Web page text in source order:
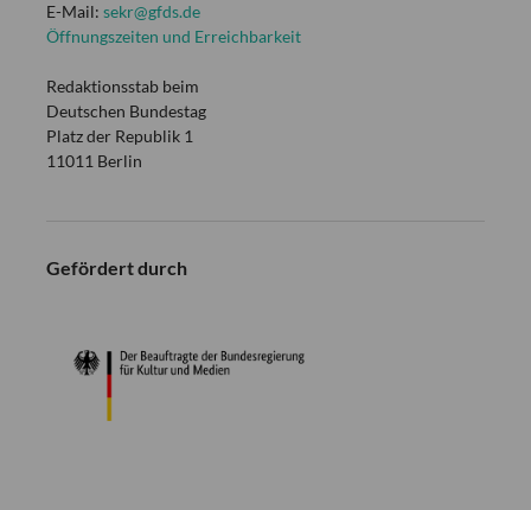
E-Mail: sekr@gfds.de
Öffnungszeiten und Erreichbarkeit
Redaktionsstab beim
Deutschen Bundestag
Platz der Republik 1
11011 Berlin
Gefördert durch